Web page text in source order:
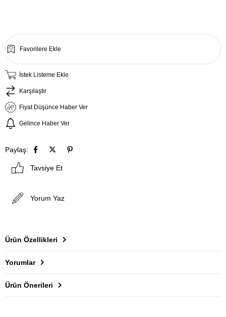
Favorilere Ekle
İstek Listeme Ekle
Karşılaştır
Fiyat Düşünce Haber Ver
Gelince Haber Ver
Paylaş:
Tavsiye Et
Yorum Yaz
Ürün Özellikleri
Yorumlar
Ürün Önerileri